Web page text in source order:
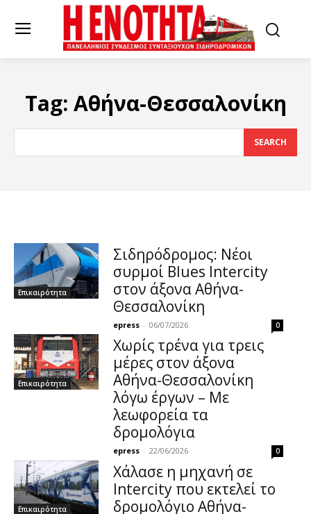
Tag: Αθήνα-Θεσσαλονίκη
SEARCH
Επικαιρότητα
Σιδηρόδρομος: Νέοι
συρμοί Blues Intercity
στον άξονα Αθήνα-
Θεσσαλονίκη
epress - 06/07/2026 0
Επικαιρότητα
Χωρίς τρένα για τρεις
μέρες στον άξονα
Αθήνα-Θεσσαλονίκη
λόγω έργων – Με
λεωφορεία τα
δρομολόγια
epress - 22/06/2026 0
Επικαιρότητα
Χάλασε η μηχανή σε
Intercity που εκτελεί το
δρομολόγιο Αθήνα-